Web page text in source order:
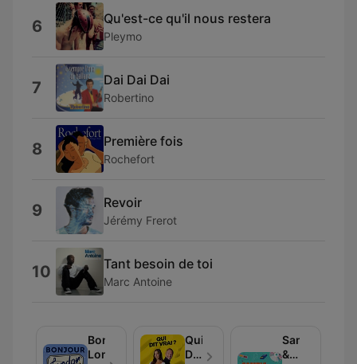
6 Qu'est-ce qu'il nous restera
Pleymo
7 Dai Dai Dai
Robertino
8 Première fois
Rochefort
9 Revoir
Jérémy Frerot
10 Tant besoin de toi
Marc Antoine
Bonjour
London
Qui
Dit
Sample
&